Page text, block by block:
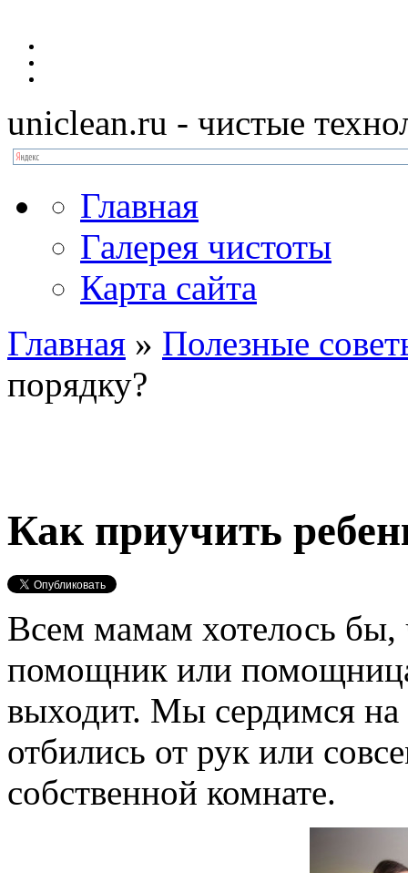
uniclean.ru - чистые
Главная
Галерея чистоты
Карта сайта
Главная » Полезные
порядку?
Как приучить
Всем мамам хотелось
помощник или
выходит. Мы сердимся на
отбились от рук или
собственной комнате.